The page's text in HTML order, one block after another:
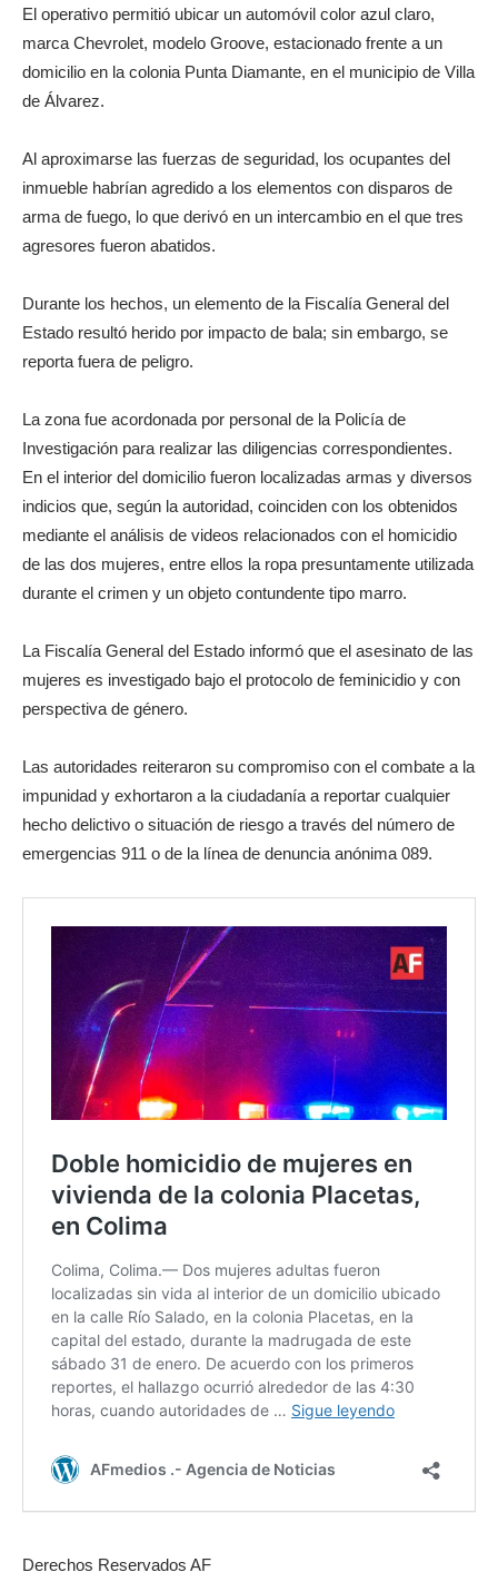
El operativo permitió ubicar un automóvil color azul claro,
marca Chevrolet, modelo Groove, estacionado frente a un
domicilio en la colonia Punta Diamante, en el municipio de Villa
de Álvarez.
Al aproximarse las fuerzas de seguridad, los ocupantes del
inmueble habrían agredido a los elementos con disparos de
arma de fuego, lo que derivó en un intercambio en el que tres
agresores fueron abatidos.
Durante los hechos, un elemento de la Fiscalía General del
Estado resultó herido por impacto de bala; sin embargo, se
reporta fuera de peligro.
La zona fue acordonada por personal de la Policía de
Investigación para realizar las diligencias correspondientes.
En el interior del domicilio fueron localizadas armas y diversos
indicios que, según la autoridad, coinciden con los obtenidos
mediante el análisis de videos relacionados con el homicidio
de las dos mujeres, entre ellos la ropa presuntamente utilizada
durante el crimen y un objeto contundente tipo marro.
La Fiscalía General del Estado informó que el asesinato de las
mujeres es investigado bajo el protocolo de feminicidio y con
perspectiva de género.
Las autoridades reiteraron su compromiso con el combate a la
impunidad y exhortaron a la ciudadanía a reportar cualquier
hecho delictivo o situación de riesgo a través del número de
emergencias 911 o de la línea de denuncia anónima 089.
Derechos Reservados AF